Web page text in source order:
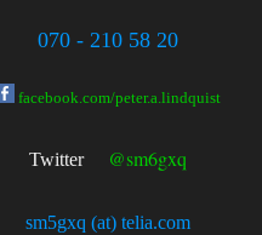
070 - 210 58 20
facebook.com/peter.a.lindquist
Twitter @sm6gxq
sm5gxq (at) telia.com